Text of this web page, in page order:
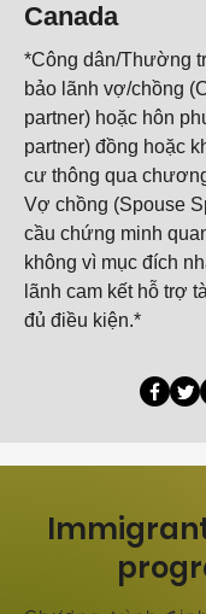
Canada
*Công dân/Thường
bảo lãnh vợ/chồng
partner) hoặc hôn
partner) đồng hoặc
cư thông qua
Vợ chồng (Spouse
cầu chứng minh
không vì mục đích
lãnh cam kết hỗ trợ
đủ điều kiện.*